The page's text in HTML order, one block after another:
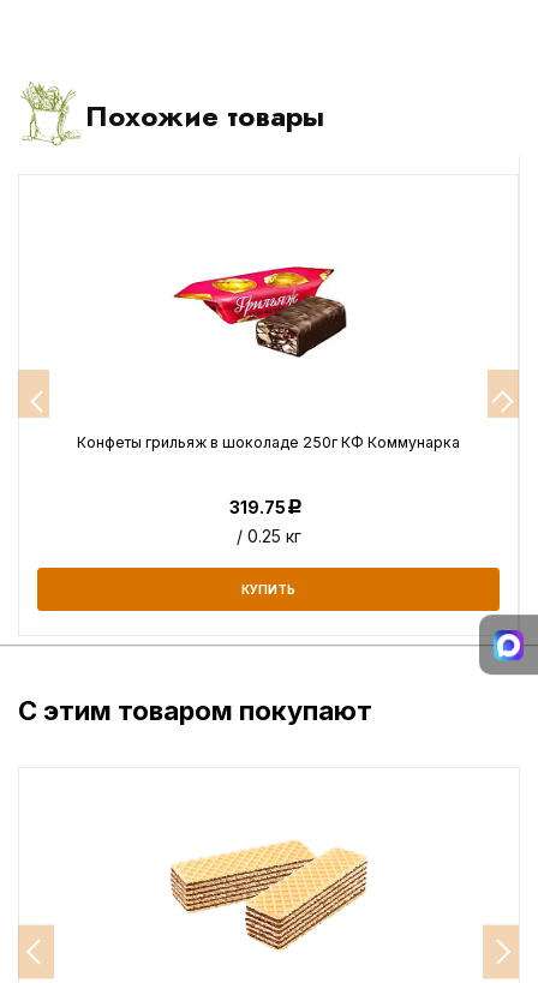
Похожие товары
Конфеты грильяж в шоколаде 250г КФ Коммунарка
319.75Р
/ 0.25 кг
КУПИТЬ
С этим товаром покупают